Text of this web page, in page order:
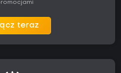
teraz